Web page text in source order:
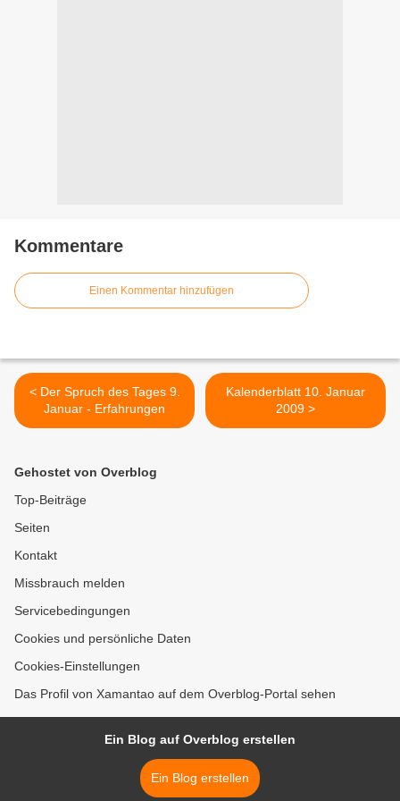
Kommentare
Einen Kommentar hinzufügen
< Der Spruch des Tages 9.
Januar - Erfahrungen
Kalenderblatt 10. Januar
2009 >
Gehostet von Overblog
Top-Beiträge
Seiten
Kontakt
Missbrauch melden
Servicebedingungen
Cookies und persönliche Daten
Cookies-Einstellungen
Das Profil von Xamantao auf dem Overblog-Portal sehen
Ein Blog auf Overblog erstellen
Ein Blog erstellen